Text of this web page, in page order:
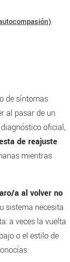
de síntomas
al pasar de un
oficial,
de reajuste
mientras
a al volver no
sistema necesita
a veces la vuelta
o el estilo de